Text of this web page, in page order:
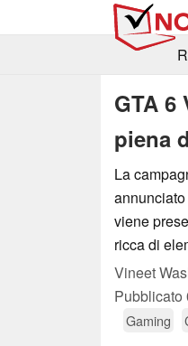
GTA
piena
La
viene
ricca di
Vineet
Pubblicato
Gaming